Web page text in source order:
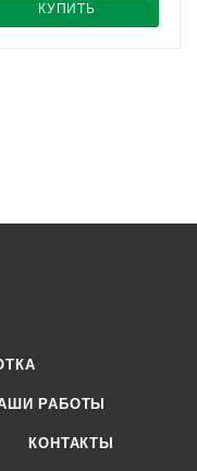
КУПИТЬ
РАБОТЫ
КОНТАКТЫ